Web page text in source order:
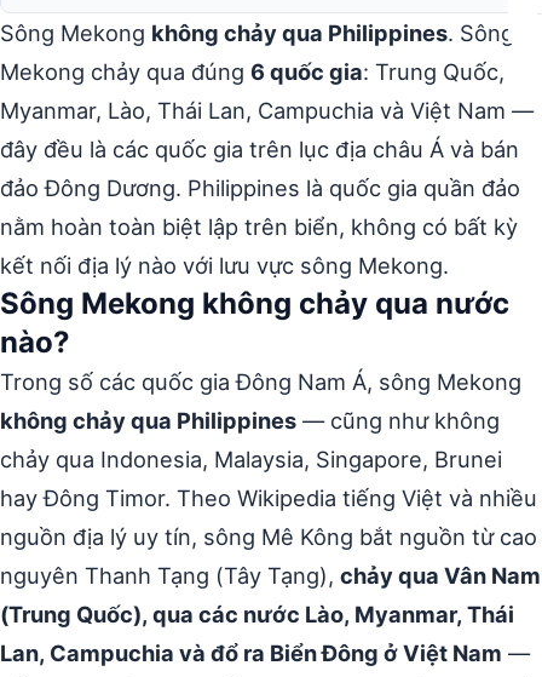
Sông Mekong không chảy qua Philippines. Sông
Mekong chảy qua đúng 6 quốc gia: Trung Quốc,
Myanmar, Lào, Thái Lan, Campuchia và Việt Nam —
đây đều là các quốc gia trên lục địa châu Á và bán
đảo Đông Dương. Philippines là quốc gia quần đảo
nằm hoàn toàn biệt lập trên biển, không có bất kỳ
kết nối địa lý nào với lưu vực sông Mekong.
Sông Mekong không chảy qua nước
nào?
Trong số các quốc gia Đông Nam Á, sông Mekong
không chảy qua Philippines — cũng như không
chảy qua Indonesia, Malaysia, Singapore, Brunei
hay Đông Timor. Theo Wikipedia tiếng Việt và nhiều
nguồn địa lý uy tín, sông Mê Kông bắt nguồn từ cao
nguyên Thanh Tạng (Tây Tạng), chảy qua Vân Nam
(Trung Quốc), qua các nước Lào, Myanmar, Thái
Lan, Campuchia và đổ ra Biển Đông ở Việt Nam —